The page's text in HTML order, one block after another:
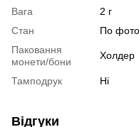
Вага
2 г
Стан
По фото
Паковання
монети/бони
Холдер
Тамподрук Ні
Відгуки